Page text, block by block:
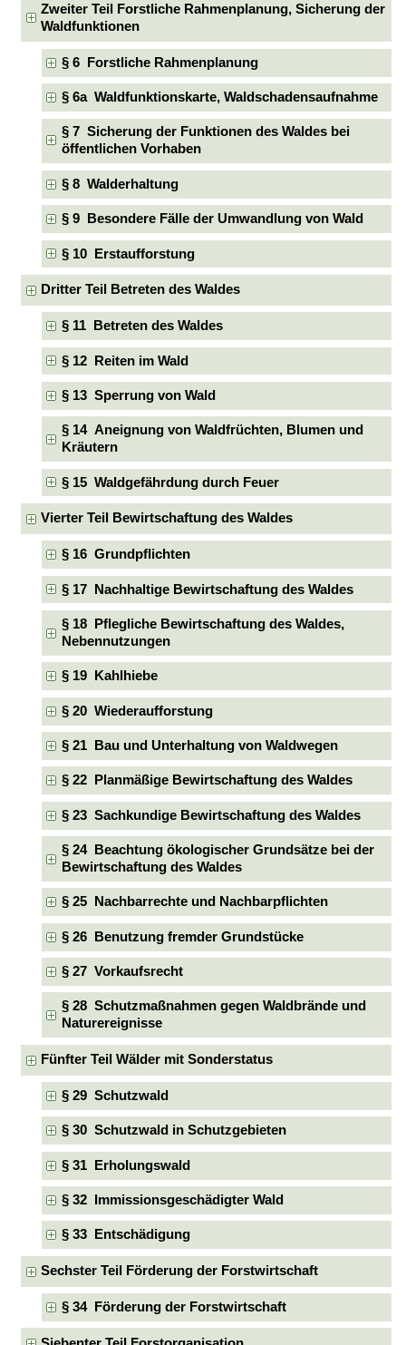
Zweiter Teil Forstliche Rahmenplanung, Sicherung der
Waldfunktionen
§ 6 Forstliche Rahmenplanung
§ 6a Waldfunktionskarte, Waldschadensaufnahme
§ 7 Sicherung der Funktionen des Waldes bei
öffentlichen Vorhaben
§ 8 Walderhaltung
§ 9 Besondere Fälle der Umwandlung von Wald
§ 10 Erstaufforstung
Dritter Teil Betreten des Waldes
§ 11 Betreten des Waldes
§ 12 Reiten im Wald
§ 13 Sperrung von Wald
§ 14 Aneignung von Waldfrüchten, Blumen und
Kräutern
§ 15 Waldgefährdung durch Feuer
Vierter Teil Bewirtschaftung des Waldes
§ 16 Grundpflichten
§ 17 Nachhaltige Bewirtschaftung des Waldes
§ 18 Pflegliche Bewirtschaftung des Waldes,
Nebennutzungen
§ 19 Kahlhiebe
§ 20 Wiederaufforstung
§ 21 Bau und Unterhaltung von Waldwegen
§ 22 Planmäßige Bewirtschaftung des Waldes
§ 23 Sachkundige Bewirtschaftung des Waldes
§ 24 Beachtung ökologischer Grundsätze bei der
Bewirtschaftung des Waldes
§ 25 Nachbarrechte und Nachbarpflichten
§ 26 Benutzung fremder Grundstücke
§ 27 Vorkaufsrecht
§ 28 Schutzmaßnahmen gegen Waldbrände und
Naturereignisse
Fünfter Teil Wälder mit Sonderstatus
§ 29 Schutzwald
§ 30 Schutzwald in Schutzgebieten
§ 31 Erholungswald
§ 32 Immissionsgeschädigter Wald
§ 33 Entschädigung
Sechster Teil Förderung der Forstwirtschaft
§ 34 Förderung der Forstwirtschaft